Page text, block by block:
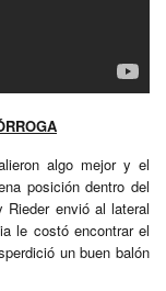
algo mejor y el
posición dentro del
Rieder envió al lateral
le costó encontrar el
un buen balón